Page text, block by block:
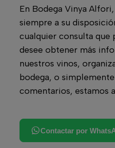
En Bodega Vinya
siempre a su
cualquier consulta que
desee obtener más
nuestros vinos,
bodega, o
comentarios, estamos
Contactar por